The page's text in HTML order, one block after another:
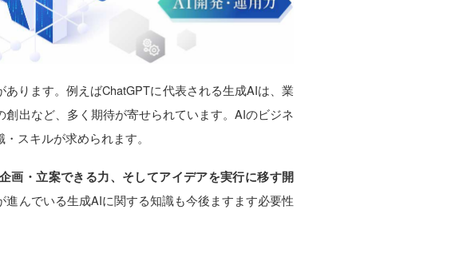
ります。例えばChatGPTに代表される生成AIは、業
出など、多く期待が寄せられています。AIのビジネ
スキルが求められます。
画・立案できる力、そしてアイデアを実行に移す開
進んでいる生成AIに関する知識も今後ますます必要性